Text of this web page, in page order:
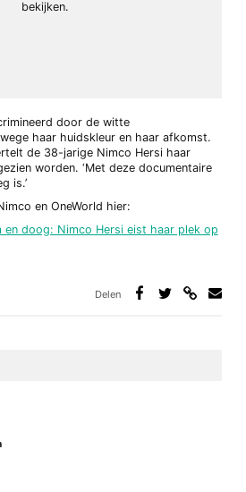
bekijken.
door de witte
haar huidskleur en haar afkomst.
de 38-jarige Nimco Hersi haar
worden. ‘Met deze documentaire
is.’
en OneWorld hier:
en doog: Nimco Hersi eist haar plek op
Delen
teruggekomen bent naar de
klasse-assistent heb je een heel